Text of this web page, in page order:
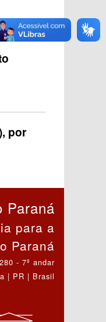
por
Paraná
para a
Paraná
- 7º andar
| PR | Brasil